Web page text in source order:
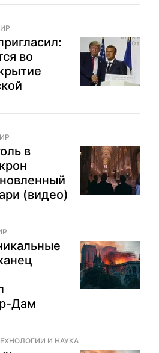
во
в
(видео)
Дам
И НАУКА